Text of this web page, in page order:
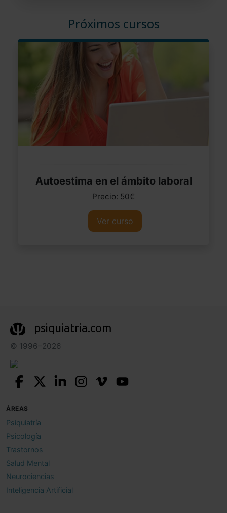
Próximos cursos
Autoestima en el ámbito laboral
Precio: 50€
Ver curso
psiquiatria.com
© 1996–2026
ÁREAS
Psiquiatría
Psicología
Trastornos
Salud Mental
Neurociencias
Inteligencia Artificial